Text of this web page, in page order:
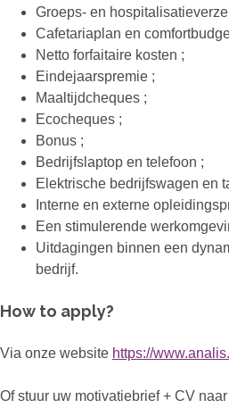
Groeps- en
Cafetariaplan en
Netto forfaitaire kosten ;
Eindejaarspremie ;
Maaltijdcheques ;
Ecocheques ;
Bonus ;
Bedrijfslaptop en telefoon ;
Elektrische bedrijfswagen en
Interne en externe
Een stimulerende
Uitdagingen binnen een
bedrijf.
How to apply?
Via onze website https://
Of stuur uw motivatiebrief + CV naar